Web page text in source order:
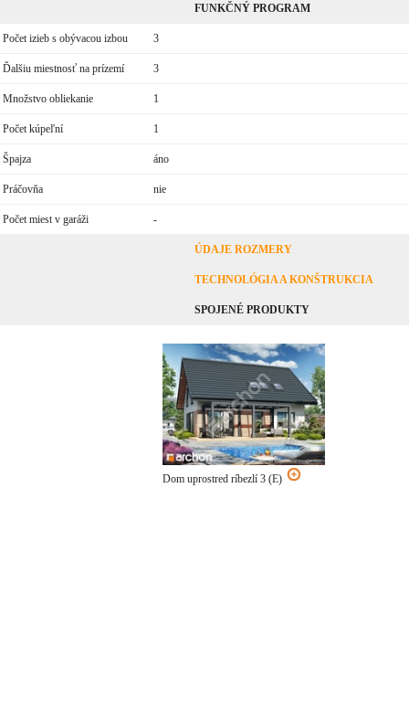
FUNKČNÝ PROGRAM
Počet izieb s obývacou izbou 3
Ďalšiu miestnosť na prízemí 3
Množstvo obliekanie 1
Počet kúpeľní 1
Špajza áno
Práčovňa nie
Počet miest v garáži -
ÚDAJE ROZMERY
TECHNOLÓGIA A KONŠTRUKCIA
SPOJENÉ PRODUKTY
Dom uprostred ríbezlí 3 (E)